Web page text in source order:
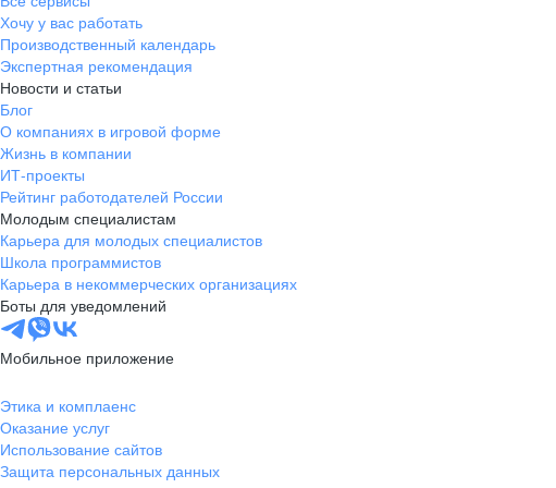
Хочу у вас работать
Производственный календарь
Экспертная рекомендация
Новости и статьи
Блог
О компаниях в игровой форме
Жизнь в компании
ИТ-проекты
Рейтинг работодателей России
Молодым специалистам
Карьера для молодых специалистов
Школа программистов
Карьера в некоммерческих организациях
Боты для уведомлений
Мобильное приложение
Этика и комплаенс
Оказание услуг
Использование сайтов
Защита персональных данных